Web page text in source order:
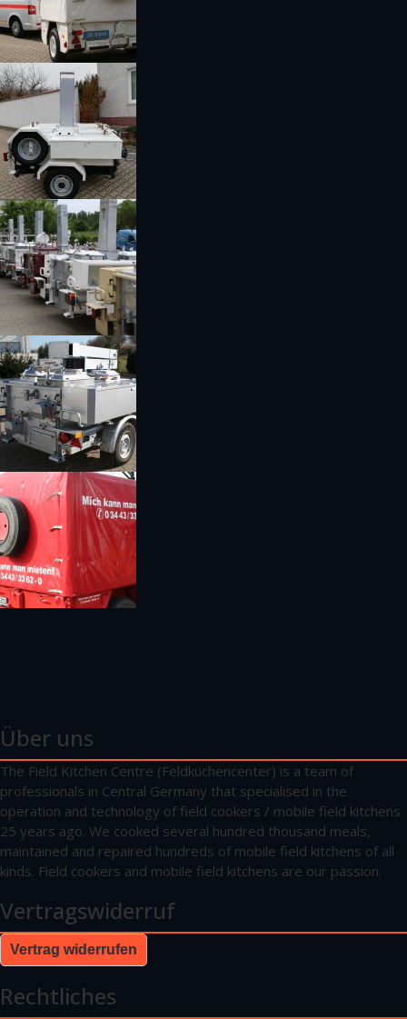
Über uns
The Field Kitchen Centre (Feldküchencenter) is a team of
professionals in Central Germany that specialised in the
operation and technology of field cookers / mobile field kitchens
25 years ago. We cooked several hundred thousand meals,
maintained and repaired hundreds of mobile field kitchens of all
kinds. Field cookers and mobile field kitchens are our passion.
Vertragswiderruf
Vertrag widerrufen
Rechtliches